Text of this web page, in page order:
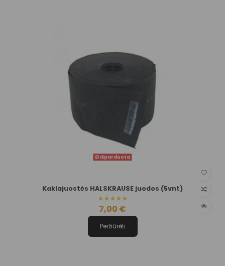
Išparduota
Kaklajuostės HALSKRAUSE juodos (5vnt)
7,00 €
Peržiūrėti